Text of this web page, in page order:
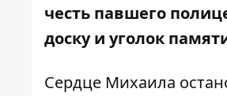
честь павшего
доску и уголок
Сердце Михаила